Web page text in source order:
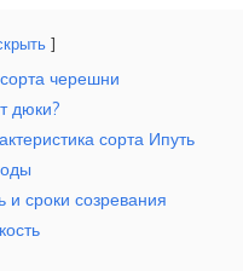
черешни
дюки?
сорта Ипуть
и сроки созревания